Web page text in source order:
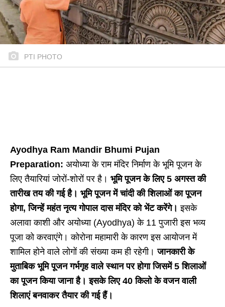
PTI PHOTO
Ayodhya Ram Mandir Bhumi Pujan
Preparation: अयोध्या के राम मंदिर निर्माण के भूमि पूजन के
लिए तैयारियां जोरों-शोरों पर है। भूमि पूजन के लिए 5 अगस्त की
तारीख तय की गई है। भूमि पूजन में चांदी की शिलाओं का पूजन
होगा, जिन्हें महंत नृत्य गोपाल दास मंदिर को भेंट करेंगे।इसके
अलावा काशी और अयोध्या (Ayodhya) के 11 पुजारी इस भव्य
पूजा को करवाएंगे। कोरोना महामारी के कारण इस आयोजन में
शामिल होने वाले लोगों की संख्या कम ही रहेगी।जानकारी के
मुताबिक भूमि पूजन गर्भगृह वाले स्थान पर होगा जिसमें 5 शिलाओं
का पूजन किया जाना है। इसके लिए 40 किलो के वजन वाली
शिलाएं बनवाकर तैयार की गई हैं।